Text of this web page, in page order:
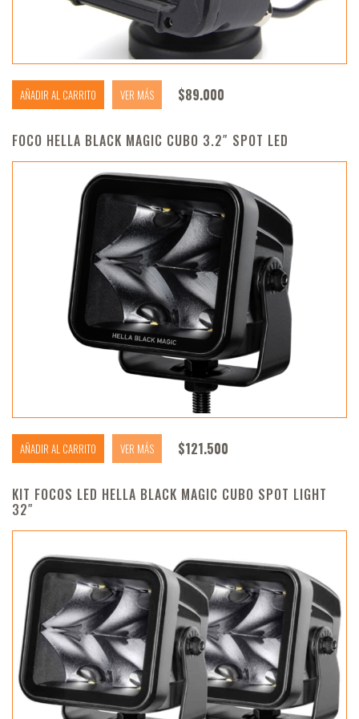
AÑADIR AL CARRITO VER MÁS $89.000
FOCO HELLA BLACK MAGIC CUBO 3.2″ SPOT LED
AÑADIR AL CARRITO VER MÁS $121.500
KIT FOCOS LED HELLA BLACK MAGIC CUBO SPOT LIGHT
32″